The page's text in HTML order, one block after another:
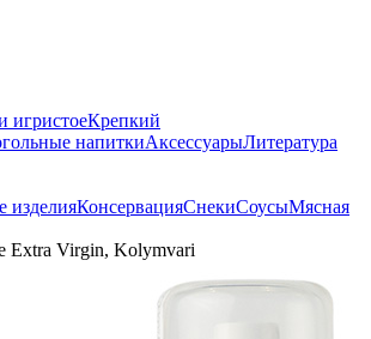
игристоеКрепкий
напиткиАксессуарыЛитература
изделияКонсервацияСнекиСоусыМясная
Extra Virgin, Kolymvari